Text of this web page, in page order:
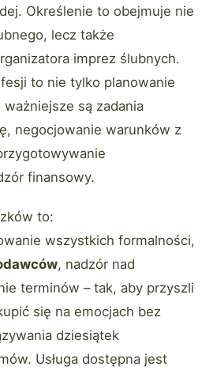
Określenie to obejmuje nie
lecz także
imprez ślubnych.
to nie tylko planowanie
są zadania
negocjowanie warunków z
finansowy.
to:
wszystkich formalności,
, nadzór nad
terminów – tak, aby przyszli
się na emocjach bez
dziesiątek
Usługa dostępna jest